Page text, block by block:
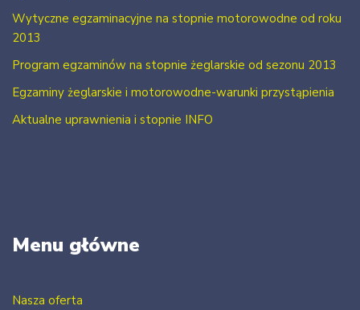
Wytyczne egzaminacyjne na stopnie motorowodne od roku
2013
Program egzaminów na stopnie żeglarskie od sezonu 2013
Egzaminy żeglarskie i motorowodne-warunki przystąpienia
Aktualne uprawnienia i stopnie INFO
Menu główne
Nasza oferta